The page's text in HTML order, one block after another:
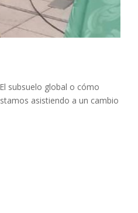
subsuelo global o cómo
asistiendo a un cambio